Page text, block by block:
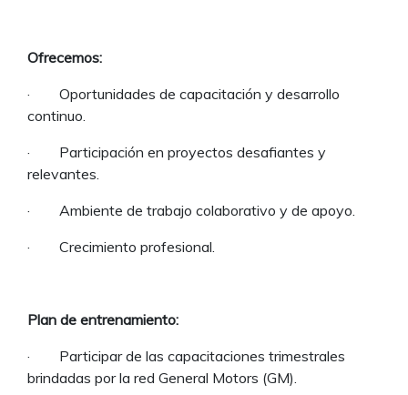
Ofrecemos:
· Oportunidades de capacitación y desarrollo
continuo.
· Participación en proyectos desafiantes y
relevantes.
· Ambiente de trabajo colaborativo y de apoyo.
· Crecimiento profesional.
Plan de entrenamiento:
· Participar de las capacitaciones trimestrales
brindadas por la red General Motors (GM).